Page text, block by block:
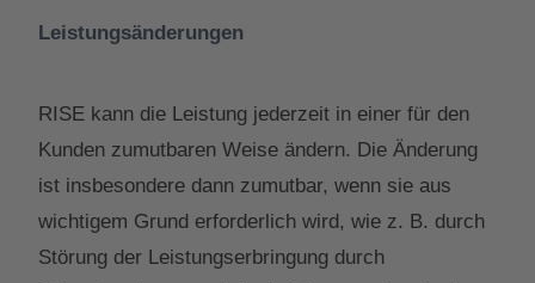
Leistungsänderungen
RISE kann die Leistung jederzeit in einer für den
Kunden zumutbaren Weise ändern. Die Änderung
ist insbesondere dann zumutbar, wenn sie aus
wichtigem Grund erforderlich wird, wie z. B. durch
Störung der Leistungserbringung durch